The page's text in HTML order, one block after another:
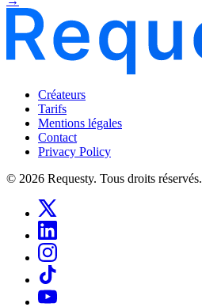
Créateurs
Tarifs
Mentions légales
Contact
Privacy Policy
© 2026 Requesty. Tous droits réservés.